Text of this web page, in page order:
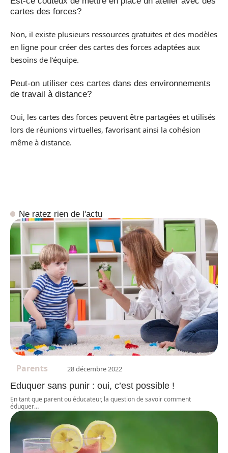
cartes des forces?
Non, il existe plusieurs ressources gratuites et des modèles
en ligne pour créer des cartes des forces adaptées aux
besoins de l’équipe.
Peut-on utiliser ces cartes dans des environnements
de travail à distance?
Oui, les cartes des forces peuvent être partagées et utilisés
lors de réunions virtuelles, favorisant ainsi la cohésion
même à distance.
Ne ratez rien de l'actu
Parents 28 décembre 2022
Eduquer sans punir : oui, c’est possible !
En tant que parent ou éducateur, la question de savoir comment
éduquer…